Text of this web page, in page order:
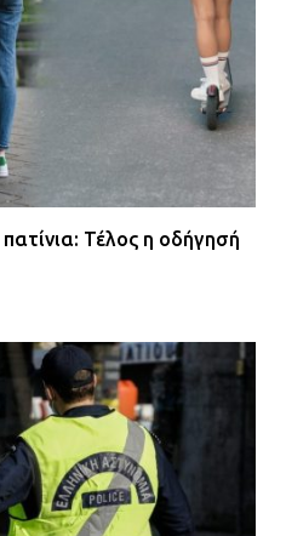
Τέλος η οδήγησή